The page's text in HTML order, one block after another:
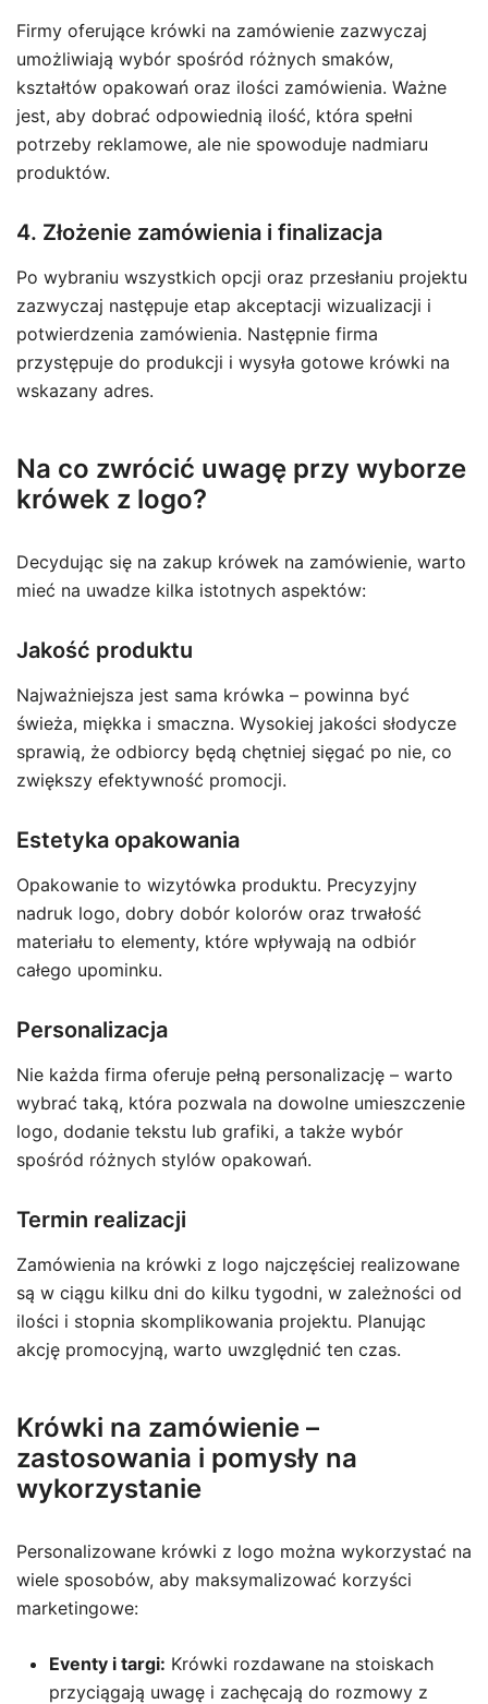
Firmy oferujące krówki na zamówienie zazwyczaj
umożliwiają wybór spośród różnych smaków,
kształtów opakowań oraz ilości zamówienia. Ważne
jest, aby dobrać odpowiednią ilość, która spełni
potrzeby reklamowe, ale nie spowoduje nadmiaru
produktów.
4. Złożenie zamówienia i finalizacja
Po wybraniu wszystkich opcji oraz przesłaniu projektu
zazwyczaj następuje etap akceptacji wizualizacji i
potwierdzenia zamówienia. Następnie firma
przystępuje do produkcji i wysyła gotowe krówki na
wskazany adres.
Na co zwrócić uwagę przy wyborze
krówek z logo?
Decydując się na zakup krówek na zamówienie, warto
mieć na uwadze kilka istotnych aspektów:
Jakość produktu
Najważniejsza jest sama krówka – powinna być
świeża, miękka i smaczna. Wysokiej jakości słodycze
sprawią, że odbiorcy będą chętniej sięgać po nie, co
zwiększy efektywność promocji.
Estetyka opakowania
Opakowanie to wizytówka produktu. Precyzyjny
nadruk logo, dobry dobór kolorów oraz trwałość
materiału to elementy, które wpływają na odbiór
całego upominku.
Personalizacja
Nie każda firma oferuje pełną personalizację – warto
wybrać taką, która pozwala na dowolne umieszczenie
logo, dodanie tekstu lub grafiki, a także wybór
spośród różnych stylów opakowań.
Termin realizacji
Zamówienia na krówki z logo najczęściej realizowane
są w ciągu kilku dni do kilku tygodni, w zależności od
ilości i stopnia skomplikowania projektu. Planując
akcję promocyjną, warto uwzględnić ten czas.
Krówki na zamówienie –
zastosowania i pomysły na
wykorzystanie
Personalizowane krówki z logo można wykorzystać na
wiele sposobów, aby maksymalizować korzyści
marketingowe:
Eventy i targi: Krówki rozdawane na stoiskach
przyciągają uwagę i zachęcają do rozmowy z